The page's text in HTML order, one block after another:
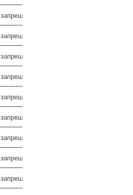
запрещено
запрещено
запрещено
запрещено
запрещено
запрещено
запрещено
запрещено
запрещено